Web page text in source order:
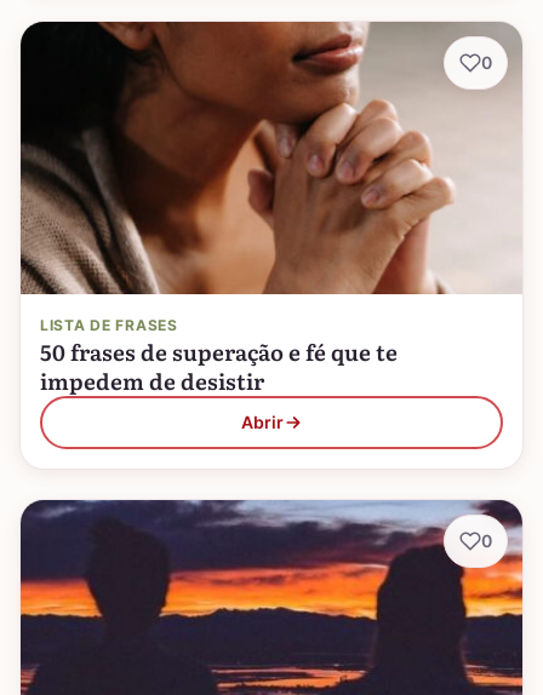
LISTA DE FRASES
50 frases de superação e fé que te
impedem de desistir
Abrir
0
0